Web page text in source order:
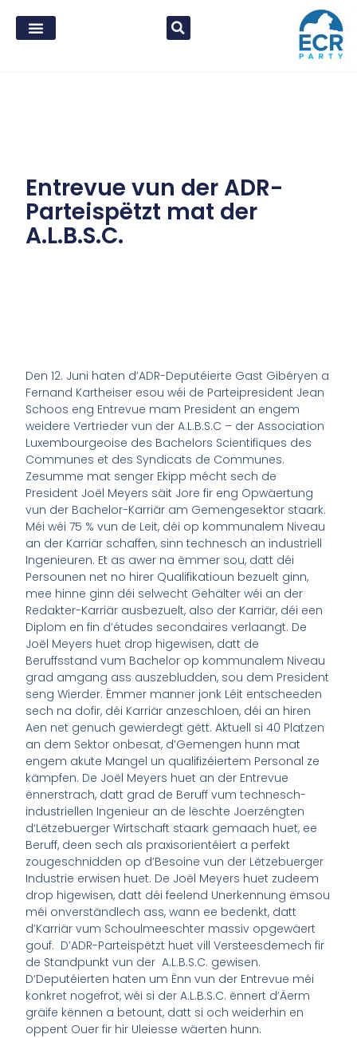
Entrevue vun der ADR-
Parteispëtzt mat der
A.L.B.S.C.
Den 12. Juni haten d’ADR-Deputéierte Gast Gibéryen a
Fernand Kartheiser esou wéi de Parteipresident Jean
Schoos eng Entrevue mam President an engem
weidere Vertrieder vun der A.L.B.S.C – der Association
Luxembourgeoise des Bachelors Scientifiques des
Communes et des Syndicats de Communes.
Zesumme mat senger Ekipp mécht sech de
President Joël Meyers säit Jore fir eng Opwäertung
vun der Bachelor-Karriär am Gemengesektor staark.
Méi wéi 75 % vun de Leit, déi op kommunalem Niveau
an der Karriär schaffen, sinn technesch an industriell
Ingenieuren. Et as awer na ëmmer sou, datt déi
Persounen net no hirer Qualifikatioun bezuelt ginn,
mee hinne ginn déi selwecht Gehälter wéi an der
Redakter-Karriär ausbezuelt, also der Karriär, déi een
Diplom en fin d’études secondaires verlaangt. De
Joël Meyers huet drop higewisen, datt de
Beruffsstand vum Bachelor op kommunalem Niveau
grad amgang ass auszebludden, sou dem President
seng Wierder. Ëmmer manner jonk Léit entscheeden
sech na dofir, déi Karriär anzeschloen, déi an hiren
Aen net genuch gewierdegt gëtt. Aktuell si 40 Platzen
an dem Sektor onbesat, d’Gemengen hunn mat
engem akute Mangel un qualifizéiertem Personal ze
kämpfen. De Joël Meyers huet an der Entrevue
ënnerstrach, datt grad de Beruff vum technesch-
industriellen Ingenieur an de lëschte Joerzéngten
d‘Lëtzebuerger Wirtschaft staark gemaach huet, ee
Beruff, deen sech als praxisorientéiert a perfekt
zougeschnidden op d’Besoine vun der Lëtzebuerger
Industrie erwisen huet. De Joël Meyers huet zudeem
drop higewisen, datt déi feelend Unerkennung ëmsou
méi onverständlech ass, wann ee bedenkt, datt
d’Karriär vum Schoulmeeschter massiv opgewäert
gouf. D’ADR-Parteispëtzt huet vill Versteesdemech fir
de Standpunkt vun der A.L.B.S.C. gewisen.
D‘Deputéierten haten um Ënn vun der Entrevue méi
konkret nogefrot, wéi si der A.L.B.S.C. ënnert d’Äerm
gräife kënnen a betount, datt si och weiderhin en
oppent Ouer fir hir Uleiesse wäerten hunn.